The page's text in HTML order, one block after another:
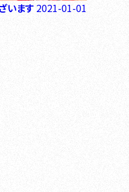
います 2021-01-01